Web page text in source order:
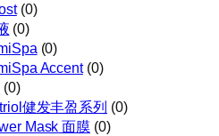
(0)
(0)
(0)
Accent(0)
(0)
健发丰盈系列 (0)
Mask 面膜 (0)